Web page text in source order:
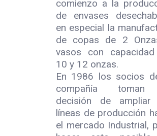
comienzo a la
de envases
en especial la
de copas de 2
vasos con
10 y 12 onzas.
En 1986 los socios
compañía
decisión de ampliar
líneas de producción
el mercado Industrial,